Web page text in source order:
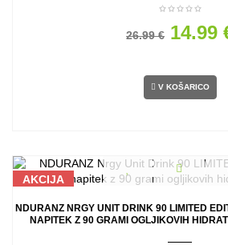
26.99 € 14.99
V KOŠARICO
AKCIJA
NDURANZ NRGY UNIT DRINK 90 LIMITED
NAPITEK Z 90 GRAMI OGLJIKOVIH